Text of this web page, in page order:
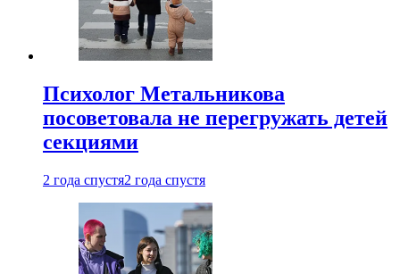
Психолог Метальникова
посоветовала не перегружать детей
секциями
2 года спустя2 года спустя